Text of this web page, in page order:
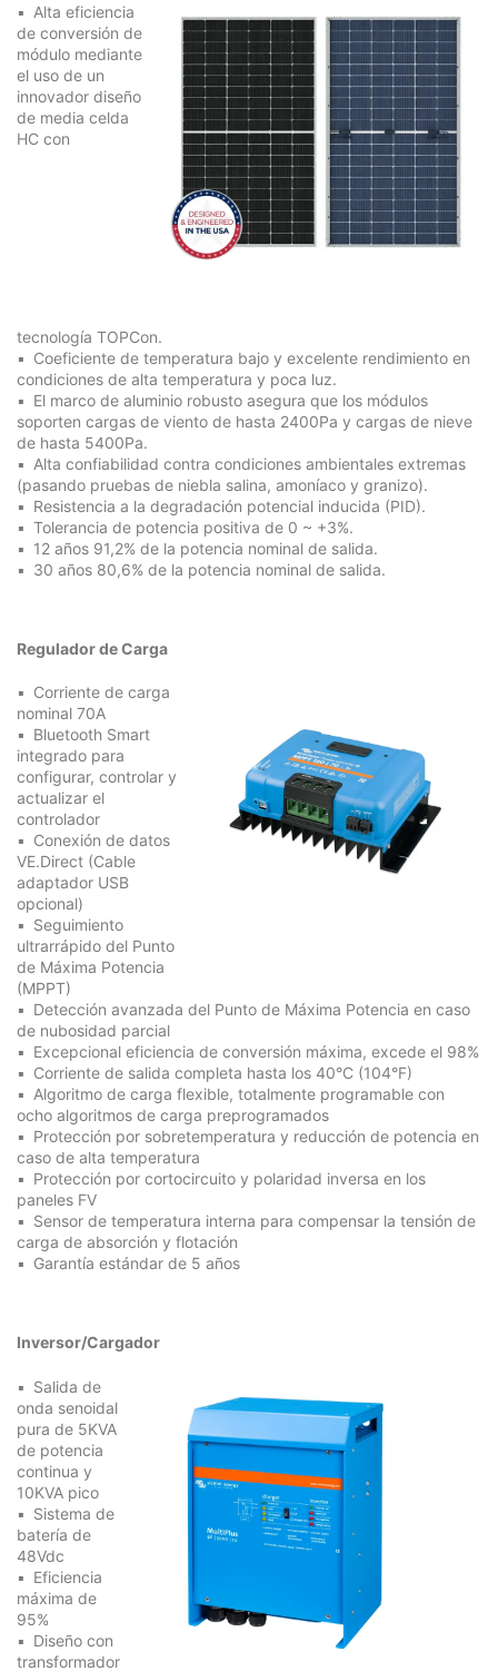
Alta eficiencia
de conversión de
módulo mediante
el uso de un
innovador diseño
de media celda
HC con
tecnología TOPCon.
Coeficiente de temperatura bajo y excelente rendimiento en
condiciones de alta temperatura y poca luz.
El marco de aluminio robusto asegura que los módulos
soporten cargas de viento de hasta 2400Pa y cargas de nieve
de hasta 5400Pa.
Alta confiabilidad contra condiciones ambientales extremas
(pasando pruebas de niebla salina, amoníaco y granizo).
Resistencia a la degradación potencial inducida (PID).
Tolerancia de potencia positiva de 0 ~ +3%.
12 años 91,2% de la potencia nominal de salida.
30 años 80,6% de la potencia nominal de salida.
Regulador de Carga
Corriente de carga
nominal 70A
Bluetooth Smart
integrado para
configurar, controlar y
actualizar el
controlador
Conexión de datos
VE.Direct (Cable
adaptador USB
opcional)
Seguimiento
ultrarrápido del Punto
de Máxima Potencia
(MPPT)
Detección avanzada del Punto de Máxima Potencia en caso
de nubosidad parcial
Excepcional eficiencia de conversión máxima, excede el 98%
Corriente de salida completa hasta los 40°C (104°F)
Algoritmo de carga flexible, totalmente programable con
ocho algoritmos de carga preprogramados
Protección por sobretemperatura y reducción de potencia en
caso de alta temperatura
Protección por cortocircuito y polaridad inversa en los
paneles FV
Sensor de temperatura interna para compensar la tensión de
carga de absorción y flotación
Garantía estándar de 5 años
Inversor/Cargador
Salida de
onda senoidal
pura de 5KVA
de potencia
continua y
10KVA pico
Sistema de
batería de
48Vdc
Eficiencia
máxima de
95%
Diseño con
transformador